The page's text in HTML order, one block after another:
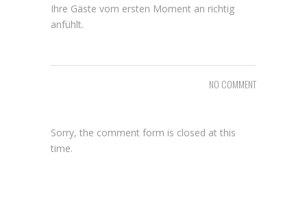
Ihre Gäste vom ersten Moment an richtig
anfühlt.
NO COMMENT
Sorry, the comment form is closed at this
time.